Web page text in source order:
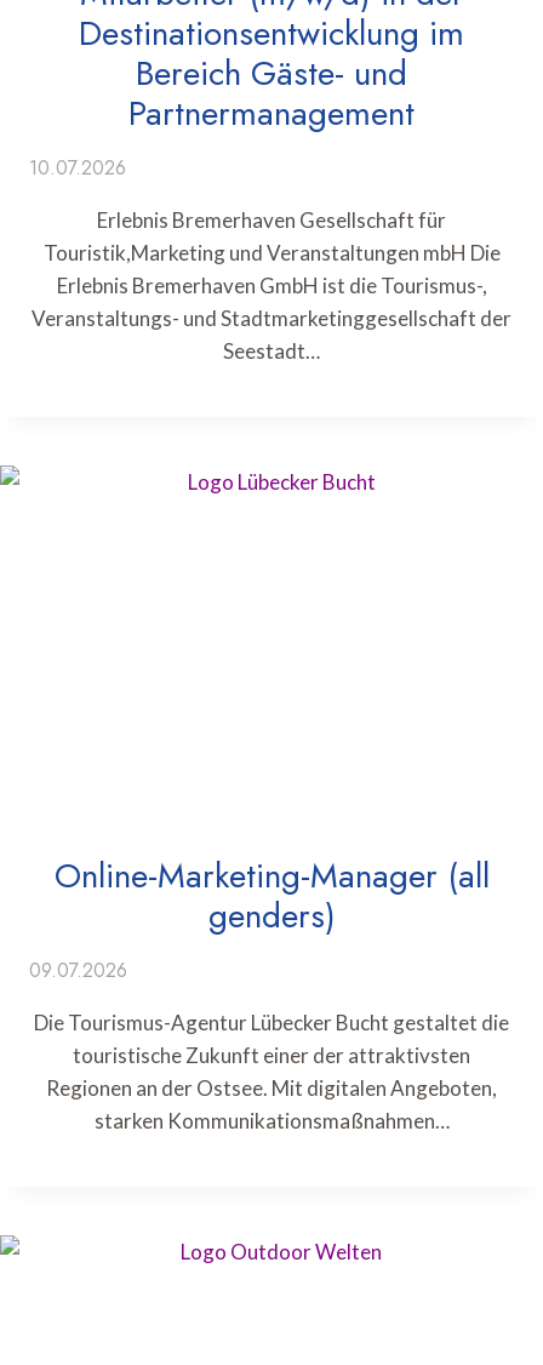
Destinationsentwicklung im
Bereich Gäste- und
Partnermanagement
10.07.2026
Erlebnis Bremerhaven Gesellschaft für
Touristik,Marketing und Veranstaltungen mbH Die
Erlebnis Bremerhaven GmbH ist die Tourismus-,
Veranstaltungs- und Stadtmarketinggesellschaft der
Seestadt…
Online-Marketing-Manager (all
genders)
09.07.2026
Die Tourismus-Agentur Lübecker Bucht gestaltet die
touristische Zukunft einer der attraktivsten
Regionen an der Ostsee. Mit digitalen Angeboten,
starken Kommunikationsmaßnahmen…